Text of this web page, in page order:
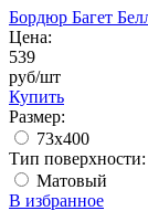
Бордюр Багет
Цена:
539
руб/шт
Купить
Размер:
73x400
Тип поверхности:
Матовый
В избранное